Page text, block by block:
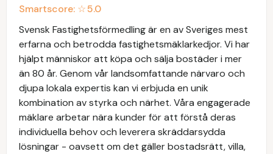
Smartscore: ☆5.0
Svensk Fastighetsförmedling är en av Sveriges mest
erfarna och betrodda fastighetsmäklarkedjor. Vi har
hjälpt människor att köpa och sälja bostäder i mer
än 80 år. Genom vår landsomfattande närvaro och
djupa lokala expertis kan vi erbjuda en unik
kombination av styrka och närhet. Våra engagerade
mäklare arbetar nära kunder för att förstå deras
individuella behov och leverera skräddarsydda
lösningar - oavsett om det gäller bostadsrätt, villa,